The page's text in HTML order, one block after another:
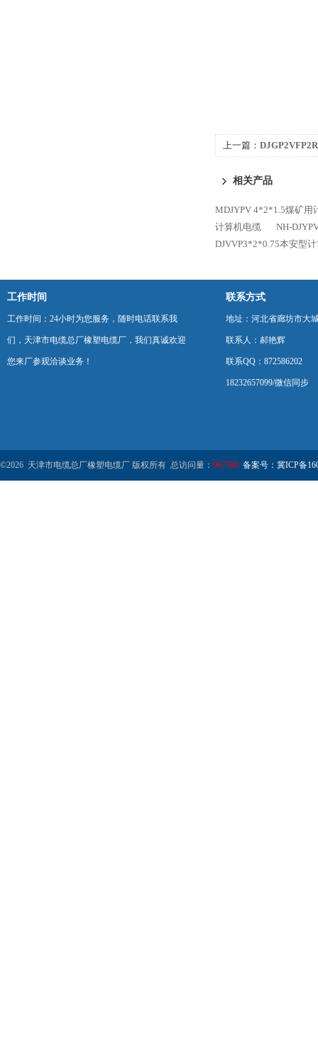
上一篇：
相关产品
MDJYPV 4*2*1.5煤矿用
计算机电缆
NH-
DJVVP3*2*0.75本安型
工作时间
工作时间：24小时为您服务，随时电话联系我
们，天津市电缆总厂橡塑电缆厂，我们真诚欢迎
您来厂参观洽谈业务！
联系方式
地址：河北省廊坊市大
联系人：郝艳辉
联系QQ：872586202
18232657099/微信同步
©2026 天津市电缆总厂橡塑电缆厂 版权所有 总访问量： 967508 备案号：冀ICP备